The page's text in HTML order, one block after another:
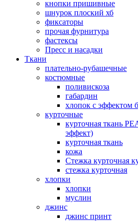
кнопки пришивные
шнурок плоский хб
фиксаторы
прочая фурнитура
фастексы
Пресс и насадки
Ткани
плательно-рубашечные
костюмные
поливискоза
габардин
хлопок с эффектом
курточные
курточная ткань
эффект)
курточная ткань
кожа
Стежка курточная
стежка курточная
хлопки
хлопки
муслин
джинс
джинс принт